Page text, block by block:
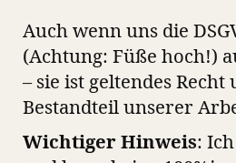
Auch wenn uns die
(Achtung: Füße hoch!)
– sie ist geltendes
Bestandteil unserer
Wichtiger Hinweis: